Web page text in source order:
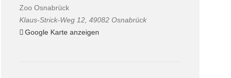
Zoo Osnabrück
Klaus-Strick-Weg 12 49082 Osnabrück
Google Karte anzeigen